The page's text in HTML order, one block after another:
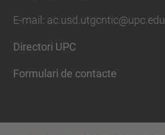
E-mail: ac.usd.utgcntic@upc.edu
Directori UPC
Formulari de contacte